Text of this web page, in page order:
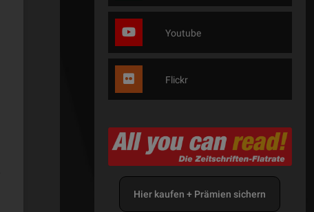
Youtube
Flickr
Hier kaufen + Prämien sichern